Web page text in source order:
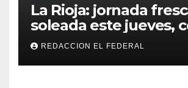
La Rioja: jornada
soleada este jueves,
temperaturas
el viernes
REDACCION EL FEDERAL